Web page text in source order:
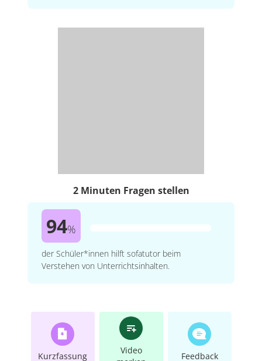
2 Minuten Fragen stellen
94%
der Schüler*innen hilft sofatutor beim
Verstehen von Unterrichtsinhalten.
Kurzfassung
Video
Feedback